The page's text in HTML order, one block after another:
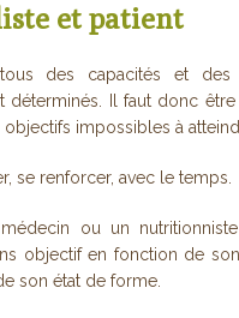
et patient
des capacités et des
déterminés. Il faut donc
impossibles à
se renforcer, avec le temps.
ou un
objectif en fonction de
son état de forme.